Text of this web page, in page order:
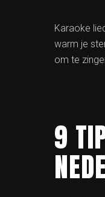
Karaoke
warm je
om te
9